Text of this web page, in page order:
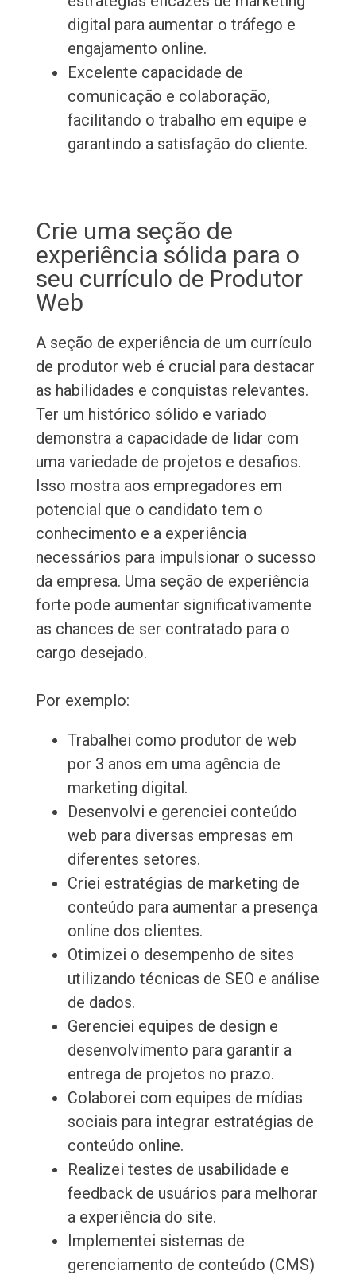
digital para aumentar o tráfego e
engajamento online.
Excelente capacidade de
comunicação e colaboração,
facilitando o trabalho em equipe e
garantindo a satisfação do cliente.
Crie uma seção de
experiência sólida para o
seu currículo de Produtor
Web
A seção de experiência de um currículo
de produtor web é crucial para destacar
as habilidades e conquistas relevantes.
Ter um histórico sólido e variado
demonstra a capacidade de lidar com
uma variedade de projetos e desafios.
Isso mostra aos empregadores em
potencial que o candidato tem o
conhecimento e a experiência
necessários para impulsionar o sucesso
da empresa. Uma seção de experiência
forte pode aumentar significativamente
as chances de ser contratado para o
cargo desejado.
Por exemplo:
Trabalhei como produtor de web
por 3 anos em uma agência de
marketing digital.
Desenvolvi e gerenciei conteúdo
web para diversas empresas em
diferentes setores.
Criei estratégias de marketing de
conteúdo para aumentar a presença
online dos clientes.
Otimizei o desempenho de sites
utilizando técnicas de SEO e análise
de dados.
Gerenciei equipes de design e
desenvolvimento para garantir a
entrega de projetos no prazo.
Colaborei com equipes de mídias
sociais para integrar estratégias de
conteúdo online.
Realizei testes de usabilidade e
feedback de usuários para melhorar
a experiência do site.
Implementei sistemas de
gerenciamento de conteúdo (CMS)